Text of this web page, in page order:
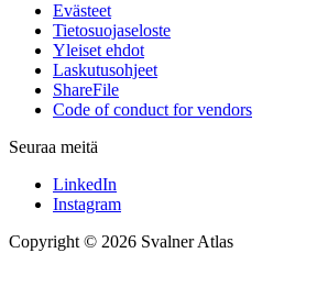
Evästeet
Tietosuojaseloste
Yleiset ehdot
Laskutusohjeet
ShareFile
Code of conduct for vendors
Seuraa meitä
LinkedIn
Instagram
Copyright © 2026 Svalner Atlas